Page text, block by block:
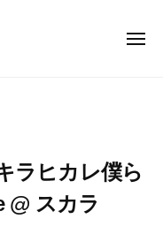
メ
ラヒカレ僕ら
スカラ